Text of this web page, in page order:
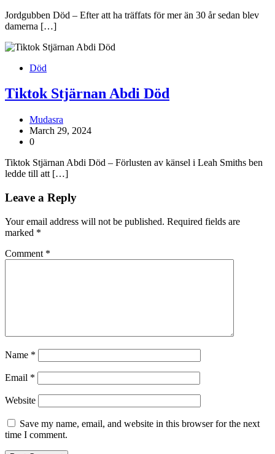
Jordgubben Död – Efter att ha träffats för mer än 30 år sedan blev
damerna […]
Död
Tiktok Stjärnan Abdi Död
Mudasra
March 29, 2024
0
Tiktok Stjärnan Abdi Död – Förlusten av känsel i Leah Smiths ben
ledde till att […]
Leave a Reply
Your email address will not be published. Required fields are
marked *
Comment *
Name *
Email *
Website
Save my name, email, and website in this browser for the next
time I comment.